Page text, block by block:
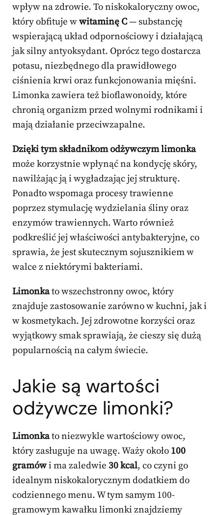
wpływ na zdrowie. To niskokaloryczny owoc,
który obfituje wwitaminę C— substancję
wspierającą układ odpornościowy i działającą
jak silny antyoksydant. Oprócz tego dostarcza
potasu, niezbędnego dla prawidłowego
ciśnienia krwi oraz funkcjonowania mięśni.
Limonka zawiera też bioflawonoidy, które
chronią organizm przed wolnymi rodnikami i
mają działanie przeciwzapalne.
Dzięki tym składnikom odżywczym limonka
może korzystnie wpłynąć na kondycję skóry,
nawilżając ją i wygładzając jej strukturę.
Ponadto wspomaga procesy trawienne
poprzez stymulację wydzielania śliny oraz
enzymów trawiennych. Warto również
podkreślić jej właściwości antybakteryjne, co
sprawia, że jest skutecznym sojusznikiem w
walce z niektórymi bakteriami.
Limonkato wszechstronny owoc, który
znajduje zastosowanie zarówno w kuchni, jak i
w kosmetykach. Jej zdrowotne korzyści oraz
wyjątkowy smak sprawiają, że cieszy się dużą
popularnością na całym świecie.
Jakie są wartości
odżywcze limonki?
Limonkato niezwykle wartościowy owoc,
który zasługuje na uwagę. Waży około 100
gramówi ma zaledwie 30 kcal, co czyni go
idealnym niskokalorycznym dodatkiem do
codziennego menu. W tym samym 100-
gramowym kawałku limonki znajdziemy